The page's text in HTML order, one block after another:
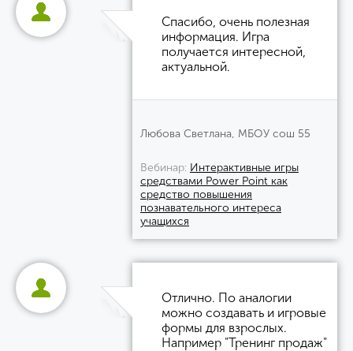
Спасибо, очень полезная
информация. Игра
получается интересной,
актуальной.
Любова Светлана, МБОУ сош 55
Вебинар Интерактивные игры
средствами Power Point как
средство повышения
познавательного интереса
учащихся
Отлично. По аналогии
можно создавать и игровые
формы для взрослых.
Например "Тренинг продаж"